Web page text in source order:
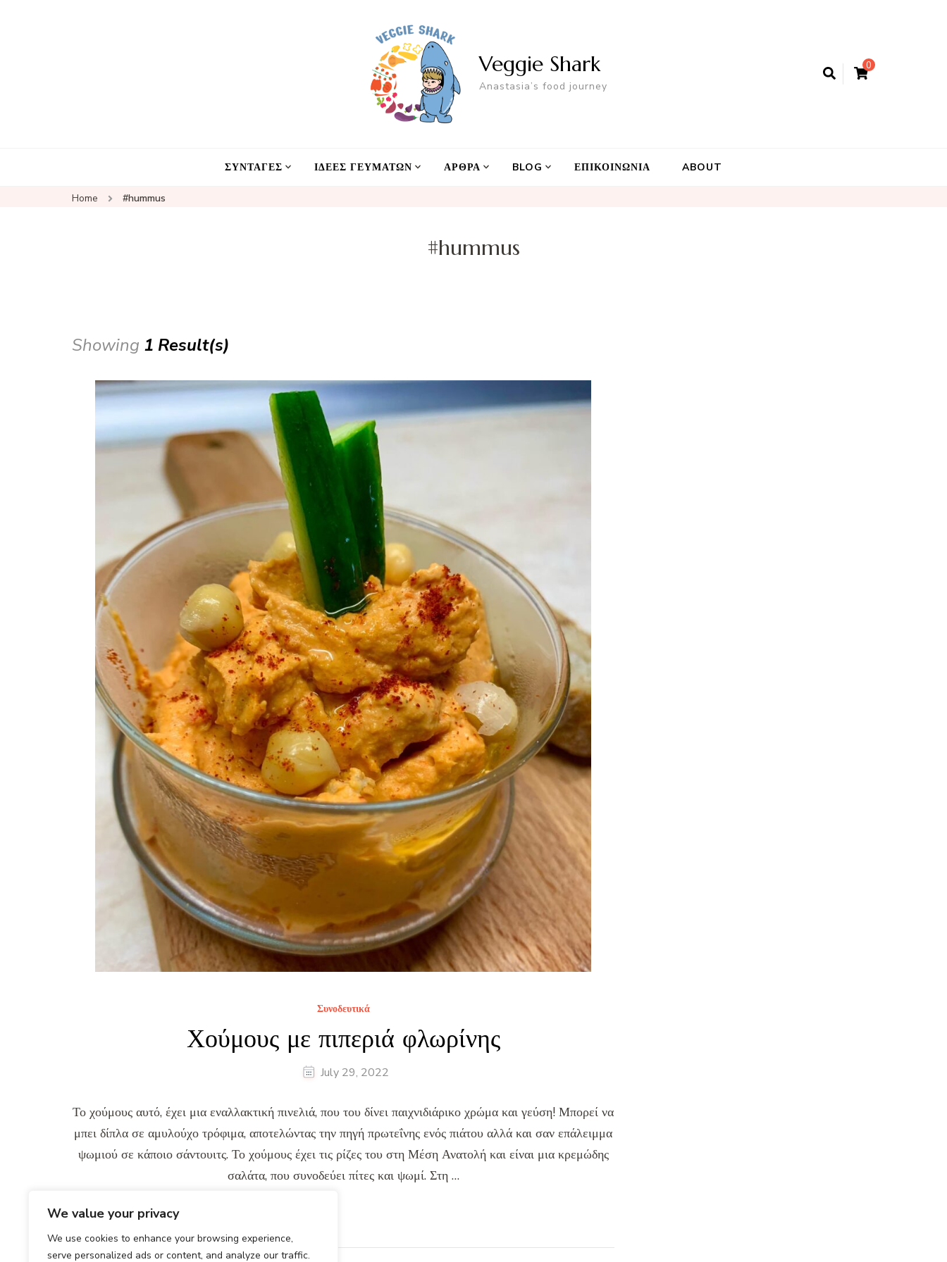
We value your privacy
We use cookies to enhance your browsing experience,
serve personalized ads or content, and analyze our traffic.
0
Veggie Shark
Anastasia’s food journey
ΣΥΝΤΑΓΕΣ ΙΔΕΕΣ ΓΕΥΜΑΤΩΝ ΑΡΘΡΑ BLOG ΕΠΙΚΟΙΝΩΝΙΑ ABOUT
Home #hummus
#hummus
Showing 1 Result(s)
Συνοδευτικά
Χούμους με πιπεριά φλωρίνης
July 29, 2022
Το χούμους αυτό, έχει μια εναλλακτική πινελιά, που του δίνει παιχνιδιάρικο χρώμα και γεύση! Μπορεί να
μπει δίπλα σε αμυλούχο τρόφιμα, αποτελώντας την πηγή πρωτεΐνης ενός πιάτου αλλά και σαν επάλειμμα
ψωμιού σε κάποιο σάντουιτς. Το χούμους έχει τις ρίζες του στη Μέση Ανατολή και είναι μια κρεμώδης
σαλάτα, που συνοδεύει πίτες και ψωμί. Στη …
Read More